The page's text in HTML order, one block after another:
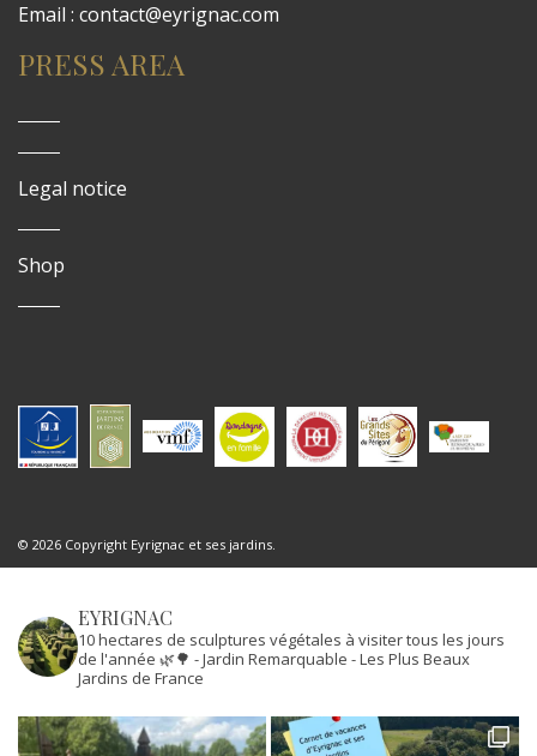
Email : contact@eyrignac.com
PRESS AREA
Legal notice
Shop
© 2026 Copyright Eyrignac et ses jardins.
EYRIGNAC
10 hectares de sculptures végétales à visiter tous les jours
de l'année 🌿🌳 - Jardin Remarquable - Les Plus Beaux
Jardins de France